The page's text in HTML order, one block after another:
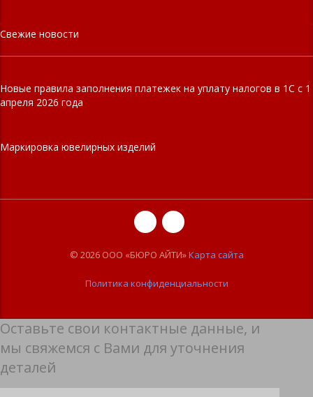
Свежие новости
Новые правила заполнения платежек на уплату налогов в 1С с 1
апреля 2026 года
Маркировка ювелирных изделий
© 2026 ООО «БЮРО АЙТИ»Карта сайта
Политика конфиденциальности
Оставьте свои контактные данные, и
мы свяжемся с Вами для уточнения
деталей